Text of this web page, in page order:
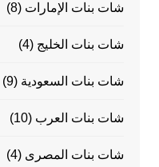
شات بنات الإمارات (8)
شات بنات الخليج (4)
شات بنات السعودية (9)
شات بنات العرب (10)
شات بنات المصرى (4)